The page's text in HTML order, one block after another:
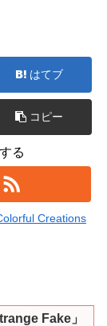
はてブ
コピー
る
Creations
Fake」